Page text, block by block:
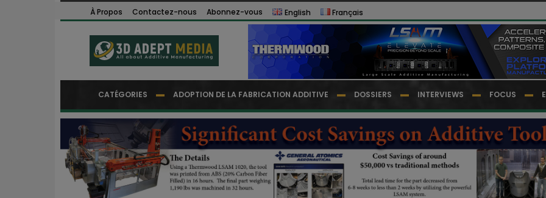
À Propos Contactez-nous Abonnez-vous English Français
CATÉGORIES ADOPTION DE LA FABRICATION ADDITIVE DOSSIERS INTERVIEWS FOCUS